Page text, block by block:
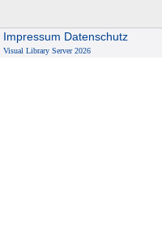
Impressum Datenschutz
Visual Library Server 2026